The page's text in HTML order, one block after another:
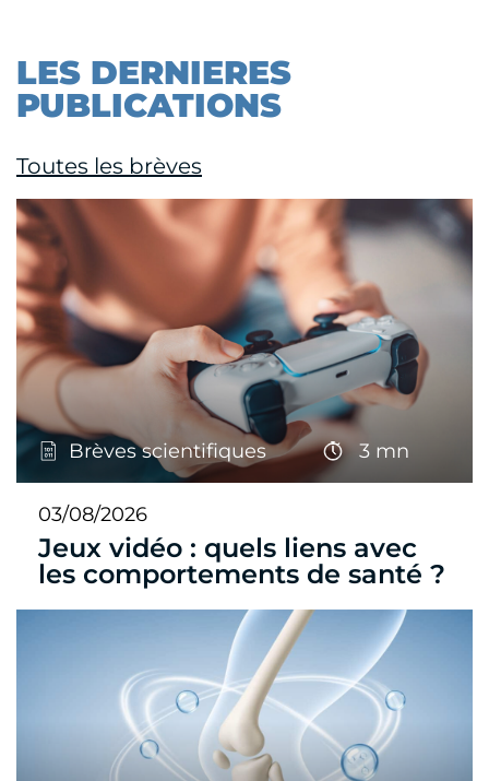
LES DERNIERES
PUBLICATIONS
Toutes les brèves
Brèves scientifiques 3 mn
03/08/2026
Jeux vidéo : quels liens avec
les comportements de santé ?